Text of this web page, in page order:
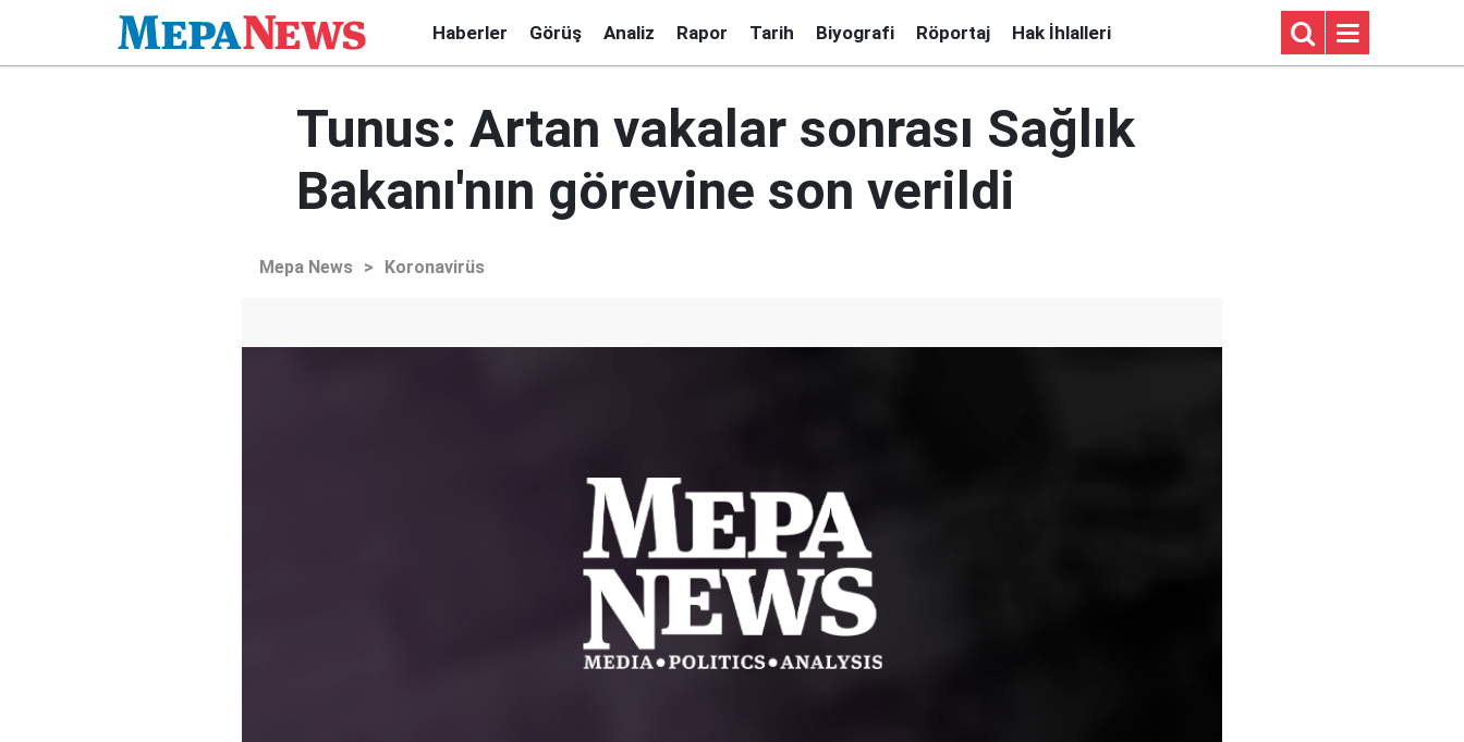
Haberler Görüş Analiz Rapor Tarih Biyografi Röportaj Hak İhlalleri
Tunus: Artan vakalar sonrası Sağlık
Bakanı'nın görevine son verildi
Mepa News > Koronavirüs